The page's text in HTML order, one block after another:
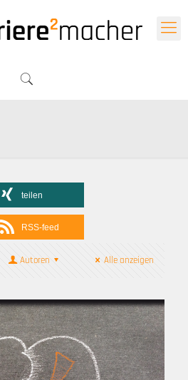
teilen
RSS-feed
Autoren Alle anzeigen